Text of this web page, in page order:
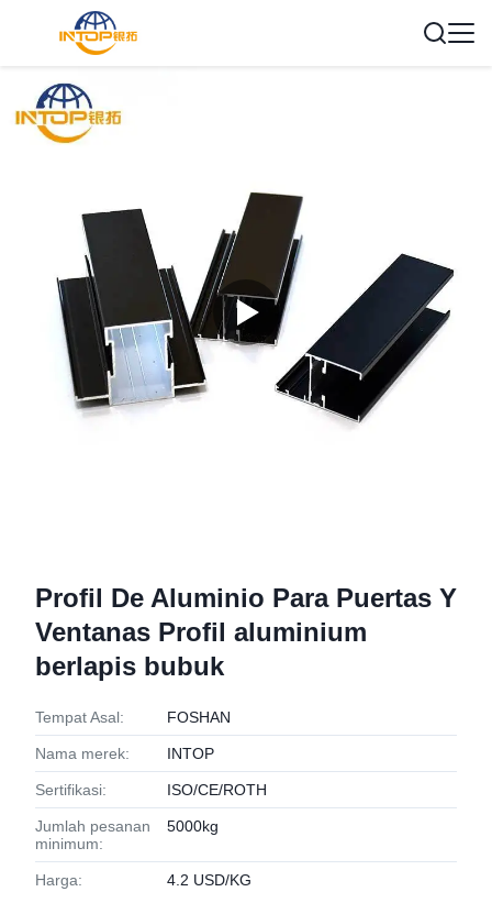
Profil De Aluminio Para Puertas Y
Ventanas Profil aluminium
berlapis bubuk
Tempat Asal: FOSHAN
Nama merek: INTOP
Sertifikasi: ISO/CE/ROTH
Jumlah pesanan
minimum:
5000kg
Harga: 4.2 USD/KG